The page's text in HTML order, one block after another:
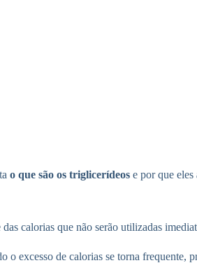
o que são os triglicerídeos e por que eles
calorias que não serão utilizadas
o excesso de calorias se torna